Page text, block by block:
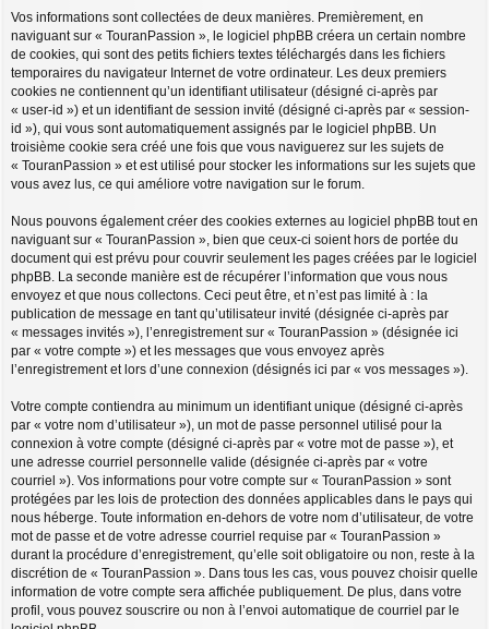
Vos informations sont collectées de deux manières. Premièrement, en
naviguant sur « TouranPassion », le logiciel phpBB créera un certain nombre
de cookies, qui sont des petits fichiers textes téléchargés dans les fichiers
temporaires du navigateur Internet de votre ordinateur. Les deux premiers
cookies ne contiennent qu’un identifiant utilisateur (désigné ci-après par
« user-id ») et un identifiant de session invité (désigné ci-après par « session-
id »), qui vous sont automatiquement assignés par le logiciel phpBB. Un
troisième cookie sera créé une fois que vous naviguerez sur les sujets de
« TouranPassion » et est utilisé pour stocker les informations sur les sujets que
vous avez lus, ce qui améliore votre navigation sur le forum.
Nous pouvons également créer des cookies externes au logiciel phpBB tout en
naviguant sur « TouranPassion », bien que ceux-ci soient hors de portée du
document qui est prévu pour couvrir seulement les pages créées par le logiciel
phpBB. La seconde manière est de récupérer l’information que vous nous
envoyez et que nous collectons. Ceci peut être, et n’est pas limité à : la
publication de message en tant qu’utilisateur invité (désignée ci-après par
« messages invités »), l’enregistrement sur « TouranPassion » (désignée ici
par « votre compte ») et les messages que vous envoyez après
l’enregistrement et lors d’une connexion (désignés ici par « vos messages »).
Votre compte contiendra au minimum un identifiant unique (désigné ci-après
par « votre nom d’utilisateur »), un mot de passe personnel utilisé pour la
connexion à votre compte (désigné ci-après par « votre mot de passe »), et
une adresse courriel personnelle valide (désignée ci-après par « votre
courriel »). Vos informations pour votre compte sur « TouranPassion » sont
protégées par les lois de protection des données applicables dans le pays qui
nous héberge. Toute information en-dehors de votre nom d’utilisateur, de votre
mot de passe et de votre adresse courriel requise par « TouranPassion »
durant la procédure d’enregistrement, qu’elle soit obligatoire ou non, reste à la
discrétion de « TouranPassion ». Dans tous les cas, vous pouvez choisir quelle
information de votre compte sera affichée publiquement. De plus, dans votre
profil, vous pouvez souscrire ou non à l’envoi automatique de courriel par le